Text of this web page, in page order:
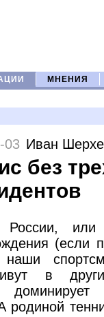
МНЕНИЯ
03 Иван
без
России, или
(если
наши
в
родиной